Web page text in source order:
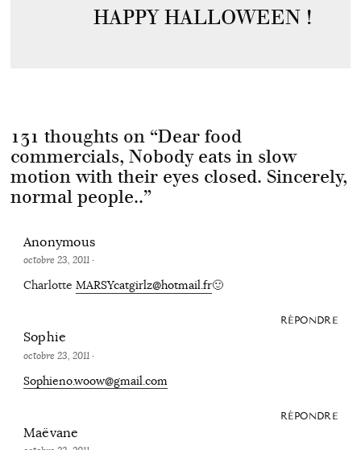
HAPPY HALLOWEEN !
131 thoughts on “Dear food
commercials, Nobody eats in slow
motion with their eyes closed. Sincerely,
normal people..”
Anonymous
octobre 23, 2011·
Charlotte MARSYcatgirlz@hotmail.fr🙂
RÉPONDRE
Sophie
octobre 23, 2011·
Sophieno.woow@gmail.com
RÉPONDRE
Maëvane